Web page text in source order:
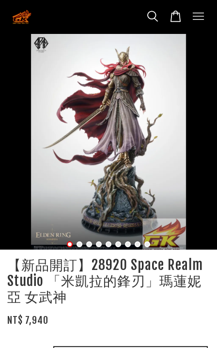
【新品開訂】28920 Space Realm
Studio 「米凱拉的鋒刃」瑪蓮妮
亞 女武神
NT$ 7,940